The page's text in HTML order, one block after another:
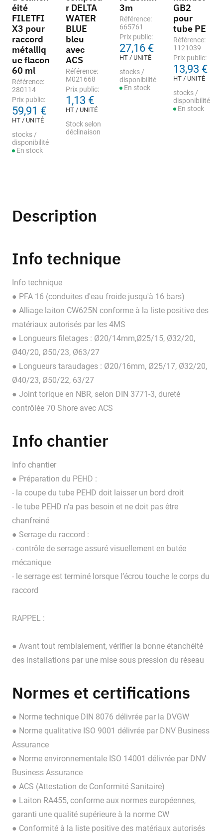
éité
FILETFI
X3 pour
raccord
métalliq
ue flacon
60 ml
Référence:
280114
Prix public:
59,91 €
HT / UNITÉ
stocks /
disponibilité
En stock
r DELTA
WATER
BLUE
bleu
avec
ACS
Référence:
M021668
Prix public:
1,13 €
HT / UNITÉ
Stock selon
déclinaison
3m
Référence:
665761
Prix public:
27,16 €
HT / UNITÉ
stocks /
disponibilité
En stock
GB2
pour
tube PE
Référence:
1121039
Prix public:
13,93 €
HT / UNITÉ
stocks /
disponibilité
En stock
Description
Info technique
Info technique
● PFA 16 (conduites d'eau froide jusqu'à 16 bars)
● Alliage laiton CW625N conforme à la liste positive des
matériaux autorisés par les 4MS
● Longueurs filetages : Ø20/14mm,Ø25/15, Ø32/20,
Ø40/20, Ø50/23, Ø63/27
● Longueurs taraudages : Ø20/16mm, Ø25/17, Ø32/20,
Ø40/23, Ø50/22, 63/27
● Joint torique en NBR, selon DIN 3771-3, dureté
contrôlée 70 Shore avec ACS
Info chantier
Info chantier
● Préparation du PEHD :
- la coupe du tube PEHD doit laisser un bord droit
- le tube PEHD n’a pas besoin et ne doit pas être
chanfreiné
● Serrage du raccord :
- contrôle de serrage assuré visuellement en butée
mécanique
- le serrage est terminé lorsque l’écrou touche le corps du
raccord
RAPPEL :
● Avant tout remblaiement, vérifier la bonne étanchéité
des installations par une mise sous pression du réseau
Normes et certifications
● Norme technique DIN 8076 délivrée par la DVGW
● Norme qualitative ISO 9001 délivrée par DNV Business
Assurance
● Norme environnementale ISO 14001 délivrée par DNV
Business Assurance
● ACS (Attestation de Conformité Sanitaire)
● Laiton RA455, conforme aux normes européennes,
garanti une qualité supérieure à la norme CW
● Conformité à la liste positive des matériaux autorisés